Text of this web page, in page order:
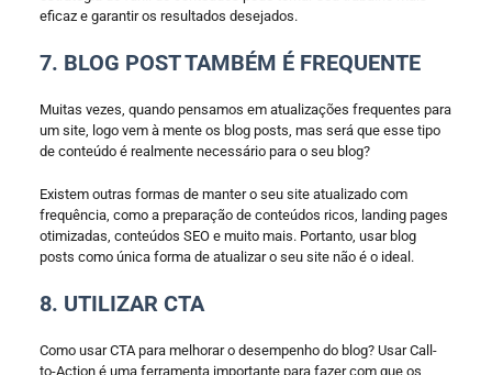
eficaz e garantir os resultados desejados.
7. BLOG POST TAMBÉM É FREQUENTE
Muitas vezes, quando pensamos em atualizações frequentes para
um site, logo vem à mente os blog posts, mas será que esse tipo
de conteúdo é realmente necessário para o seu blog?
Existem outras formas de manter o seu site atualizado com
frequência, como a preparação de conteúdos ricos, landing pages
otimizadas, conteúdos SEO e muito mais. Portanto, usar blog
posts como única forma de atualizar o seu site não é o ideal.
8. UTILIZAR CTA
Como usar CTA para melhorar o desempenho do blog? Usar Call-
to-Action é uma ferramenta importante para fazer com que os